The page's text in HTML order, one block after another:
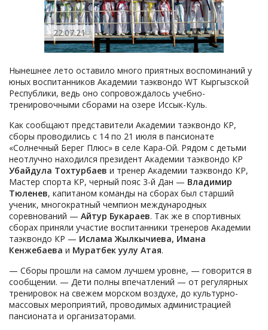
22.07.21
Нынешнее лето оставило много приятных воспоминаний у
юных воспитанников Академии таэквондо WT Кыргызской
Республики, ведь оно сопровождалось учебно-
тренировочными сборами на озере Иссык-Куль.
Как сообщают представители Академии таэквондо КР,
сборы проводились с 14 по 21 июля в пансионате
«Солнечный Берег Плюс» в селе Кара-Ой. Рядом с детьми
неотлучно находился президент Академии таэквондо КР
Убайдула Тохтурбаев и тренер Академии таэквондо КР,
Мастер спорта КР, черный пояс 3-й Дан — Владимир
Тюленев, капитаном команды на сборах был старший
ученик, многократный чемпион международных
соревнований — Айтур Букараев. Так же в спортивных
сборах приняли участие воспитанники тренеров Академии
таэквондо КР — Ислама Жылкычиева, Имана
Кенжебаева и Муратбек уулу Атая.
— Сборы прошли на самом лучшем уровне, — говорится в
сообщении. — Дети полны впечатлений — от регулярных
тренировок на свежем морском воздухе, до культурно-
массовых мероприятий, проводимых администрацией
пансионата и организаторами.